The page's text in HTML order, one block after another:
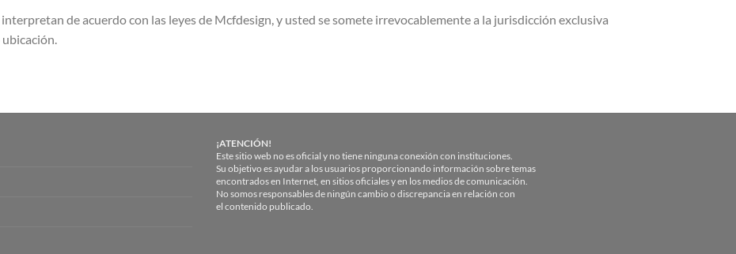
de acuerdo con las leyes de Mcfdesign, y usted se somete irrevocablemente a la jurisdicción exclusiva
¡ATENCIÓN!
Este sitio web no es oficial y no tiene ninguna conexión con instituciones.
Su objetivo es ayudar a los usuarios proporcionando información sobre temas
encontrados en Internet, en sitios oficiales y en los medios de comunicación.
No somos responsables de ningún cambio o discrepancia en relación con
el contenido publicado.